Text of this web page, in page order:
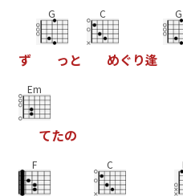
ず
G
っ と
C
めぐ り逢
G
Em
てたの
F C